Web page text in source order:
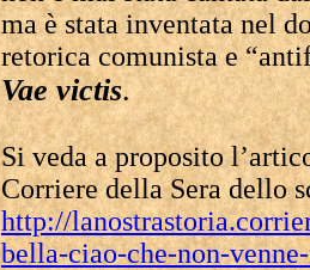
ma è stata inventata nel
retorica comunista e
Vae victis.
Si veda a proposito
Corriere della Sera dello
http://
bella-ciao-che-non-